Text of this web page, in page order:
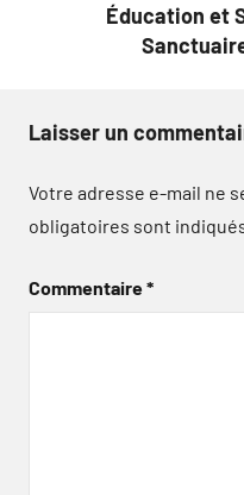
Éducation et
Laisser un
Votre adresse e-mail ne
obligatoires sont
Commentaire*